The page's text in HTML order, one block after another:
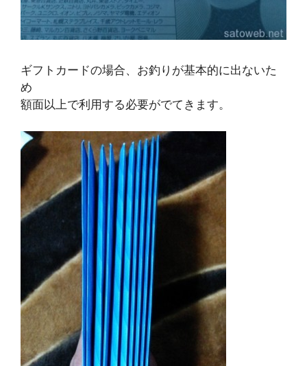
ギフトカードの場合、お釣りが基本的に出ないた
め
額面以上で利用する必要がでてきます。